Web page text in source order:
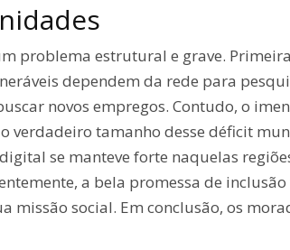
problema estrutural e grave.
dependem da rede para
novos empregos. Contudo, o
verdadeiro tamanho desse déficit
se manteve forte naquelas
a bela promessa de
missão social. Em conclusão, os